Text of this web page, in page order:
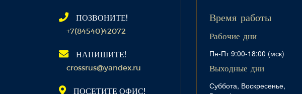
ПОЗВОНИТЕ!
+7(84540)42072
НАПИШИТЕ!
crossrus@yandex.ru
ПОСЕТИТЕ ОФИС!
Время работы
Рабочие дни
Пн-Пт 9:00-18:00 (мск)
Выходные дни
Суббота, Воскресенье,